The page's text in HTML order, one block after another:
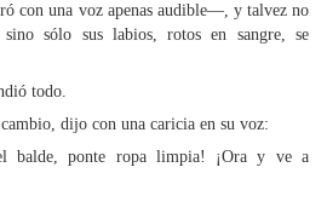
una voz apenas audible—, y talvez no
sólo sus labios, rotos en sangre, se
todo.
dijo con una caricia en su voz:
balde, ponte ropa limpia! ¡Ora y ve a